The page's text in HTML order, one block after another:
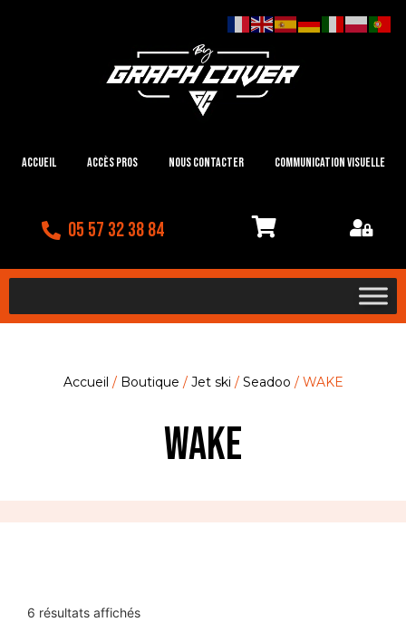
Accueil Accès Pros Nous contacter Communication visuelle
05 57 32 38 84
Accueil / Boutique / Jet ski / Seadoo / WAKE
WAKE
6 résultats affichés